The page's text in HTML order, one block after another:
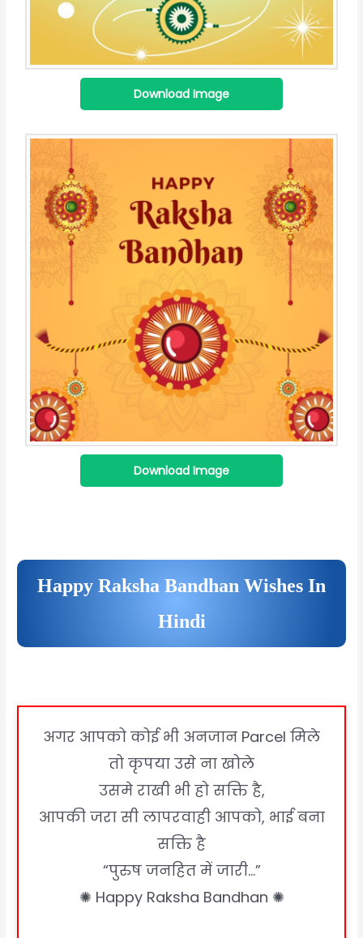
Download Image
Download Image
Happy Raksha Bandhan Wishes In
Hindi
अगर आपको कोई भी अनजान Parcel मिले
तो कृपया उसे ना खोले
उसमे राखी भी हो सक्ति है,
आपकी जरा सी लापरवाही आपको, भाई बना
सक्ति है
“पुरुष जनहित में जारी…”
✺ Happy Raksha Bandhan ✺